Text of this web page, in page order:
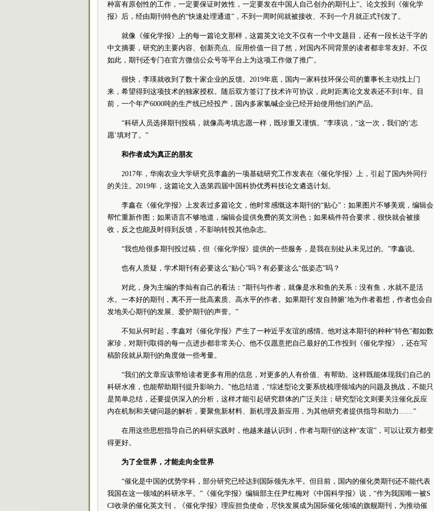
种富有原创性的工作，一定要保证时效性，一定要发在中国人自己创办的期刊上”。论文投到《催化学
报》后，经由期刊特色的“快速处理通道”，不到一周时间就被接收、不到一个月就正式刊发了。
就像《催化学报》上的每一篇论文那样，这篇英文论文不仅有一个中文题目，还有一段长达千字的
中文摘要，研究的主要内容、创新亮点、应用价值一目了然，对国内不同背景的读者都非常友好。不仅
如此，期刊还专门在官方微信公众号等平台上为这项工作做了推广。
很快，李瑛就收到了数十家企业的反馈。2019年底，国内一家科技环保公司的董事长主动找上门
来，希望得到这项技术的独家授权。随后双方签订了技术许可协议，此时距离论文发表还不到1年。目
前，一个年产6000吨的生产线已经投产，国内多家氯碱企业已经开始使用他们的产品。
“科研人员选择期刊投稿，就像高考填志愿一样，既珍重又谨慎。”李瑛说，“这一次，我们的‘志
愿’填对了。”
和作者成为真正的朋友
2017年，华南农业大学研究员李鑫的一项基础研究工作发表在《催化学报》上，引起了国内外同行
的关注。2019年，这篇论文入选第四届中国科协优秀科技论文遴选计划。
李鑫在《催化学报》上发表过多篇论文，他时常感慨这本期刊的“贴心”：如果图片不够美观，编辑会
帮忙重新作图；如果语言不够地道，编辑会提供免费的英文润色；如果稿件符合要求，很快就会被接
收，反之也能及时得到反馈，不影响转投其他杂志。
“我也给很多期刊投过稿，但《催化学报》提供的一些服务，是我在别处从未见过的。”李鑫说。
也有人质疑，学术期刊有必要这么“贴心”吗？有必要这么“低姿态”吗？
对此，身为主编的李灿有自己的看法：“期刊与作者，就像是水和鱼的关系：没有鱼，水就不是活
水。一本好的期刊，离不开一批高素质、高水平的作者。如果期刊‘发自肺腑’地为作者着想，作者也会自
发地关心期刊的发展、爱护期刊的声誉。”
不知从何时起，李鑫对《催化学报》产生了一种近乎友谊的感情。他对这本期刊的种种“特色”都如数
家珍，对期刊取得的每一点进步都非常关心。他不仅愿意把自己最好的工作投到《催化学报》，还在写
稿阶段就从期刊的角度做一些考量。
“我们的文章应该带给读者更多有用的信息，对更多的人有价值、有帮助。这样既能体现我们自己的
科研水准，也能帮助期刊提升影响力。”他总结道，“综述型论文要系统梳理领域内的问题及挑战，不能只
是简单总结，还要提供深入的分析，这样才能引起研究群体的广泛关注；研究型论文则要关注催化反应
内在机制和关键问题的解析，要聚焦新材料、新机理及新应用，为其他研究者提供指导和助力……”
在用这些思想指导自己的科研实践时，他越来越认识到，作者与期刊的这种“友谊”，可以让双方都变
得更好。
为了全世界，才能走向全世界
“催化是中国的优势学科，部分研究已经达到国际领先水平。但目前，国内的催化类期刊还不能代表
我国在这一领域的科研水平。”《催化学报》编辑部主任尹红梅对《中国科学报》说，“作为我国唯一被S
CI收录的催化英文刊，《催化学报》理应担负使命，尽快发展成为国际催化领域的旗舰期刊，为推动催